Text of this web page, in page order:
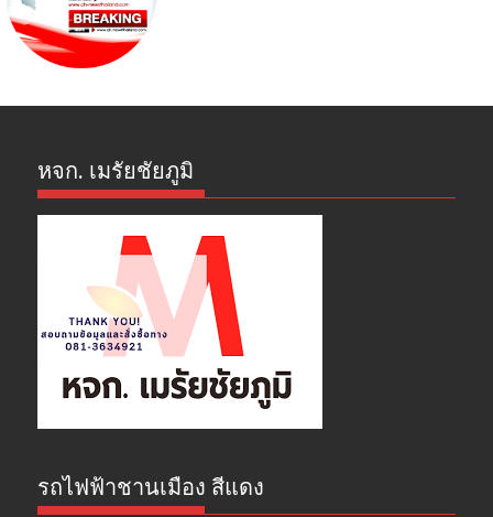
หจก. เมรัยชัยภูมิ
รถไฟฟ้าชานเมือง สีแดง